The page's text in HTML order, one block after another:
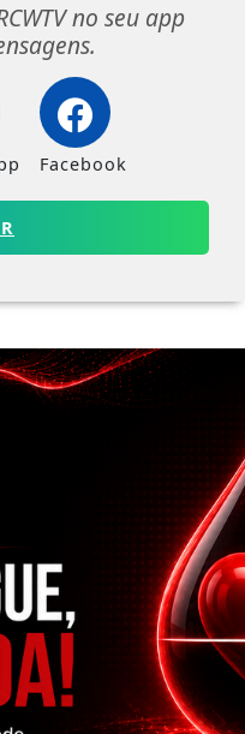
no seu app
Facebook